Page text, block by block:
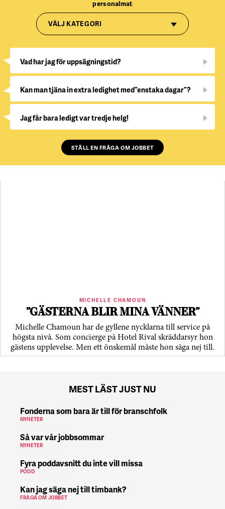
personalmat
VÄLJ KATEGORI
Vad har jag för uppsägningstid?
Kan man tjäna in extra ledighet med ”enstaka dagar”?
Jag får bara ledigt var tredje helg!
STÄLL EN FRÅGA OM JOBBET
MICHELLE CHAMOUN
”GÄSTERNA BLIR MINA VÄNNER”
Michelle Chamoun har de gyllene nycklarna till service på
högsta nivå. Som concierge på Hotel Rival skräddarsyr hon
gästens upp­levelse. Men ett önskemål måste hon säga nej till.
MEST LÄST JUST NU
Fonderna som bara är till för branschfolk
NYHETER
Så var vår jobbsommar
NYHETER
Fyra poddavsnitt du inte vill missa
PODD
Kan jag säga nej till timbank?
FRÅGA OM JOBBET